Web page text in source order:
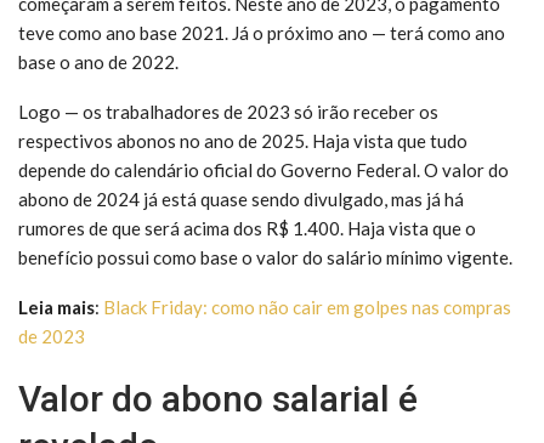
teve como ano base 2021. Já o próximo ano — terá como ano
base o ano de 2022.
Logo — os trabalhadores de 2023 só irão receber os
respectivos abonos no ano de 2025. Haja vista que tudo
depende do calendário oficial do Governo Federal. O valor do
abono de 2024 já está quase sendo divulgado, mas já há
rumores de que será acima dos R$ 1.400. Haja vista que o
benefício possui como base o valor do salário mínimo vigente.
Leia mais: Black Friday: como não cair em golpes nas compras
de 2023
Valor do abono salarial é